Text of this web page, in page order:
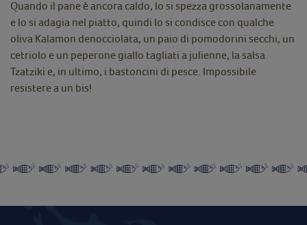
Quando il pane è ancora caldo, lo si spezza grossolanamente
e lo si adagia nel piatto, quindi lo si condisce con qualche
oliva Kalamon denocciolata, un paio di pomodorini secchi, un
cetriolo e un peperone giallo tagliati a julienne, la salsa
Tzatziki e, in ultimo, i bastoncini di pesce. Impossibile
resistere a un bis!